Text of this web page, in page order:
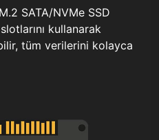
SATA/NVMe SSD
kullanarak
tüm verilerini kolayca